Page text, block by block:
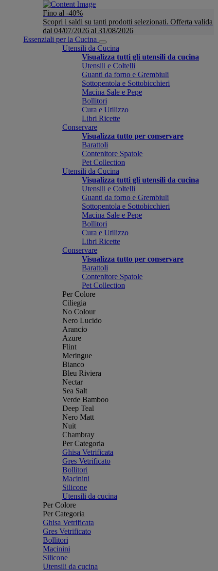
Fino al -40%
Scopri i saldi su tanti prodotti selezionati. Offerta valida
dal 04/07/2026 al 31/08/2026
Essenziali per la Cucina
Utensili da Cucina
Visualizza tutti gli utensili da cucina
Utensili e Coltelli
Guanti da forno e Grembiuli
Sottopentola e Sottobicchieri
Macina Sale e Pepe
Bollitori
Cura e Utilizzo
Libri Ricette
Conservare
Visualizza tutto per conservare
Barattoli
Contenitore Spatole
Pet Collection
Utensili da Cucina
Visualizza tutti gli utensili da cucina
Utensili e Coltelli
Guanti da forno e Grembiuli
Sottopentola e Sottobicchieri
Macina Sale e Pepe
Bollitori
Cura e Utilizzo
Libri Ricette
Conservare
Visualizza tutto per conservare
Barattoli
Contenitore Spatole
Pet Collection
Per Colore
Ciliegia
No Colour
Nero Lucido
Arancio
Azure
Flint
Meringue
Bianco
Bleu Riviera
Nectar
Sea Salt
Verde Bamboo
Deep Teal
Nero Matt
Nuit
Chambray
Per Categoria
Ghisa Vetrificata
Gres Vetrificato
Bollitori
Macinini
Silicone
Utensili da cucina
Per Colore
Per Categoria
Ghisa Vetrificata
Gres Vetrificato
Bollitori
Macinini
Silicone
Utensili da cucina